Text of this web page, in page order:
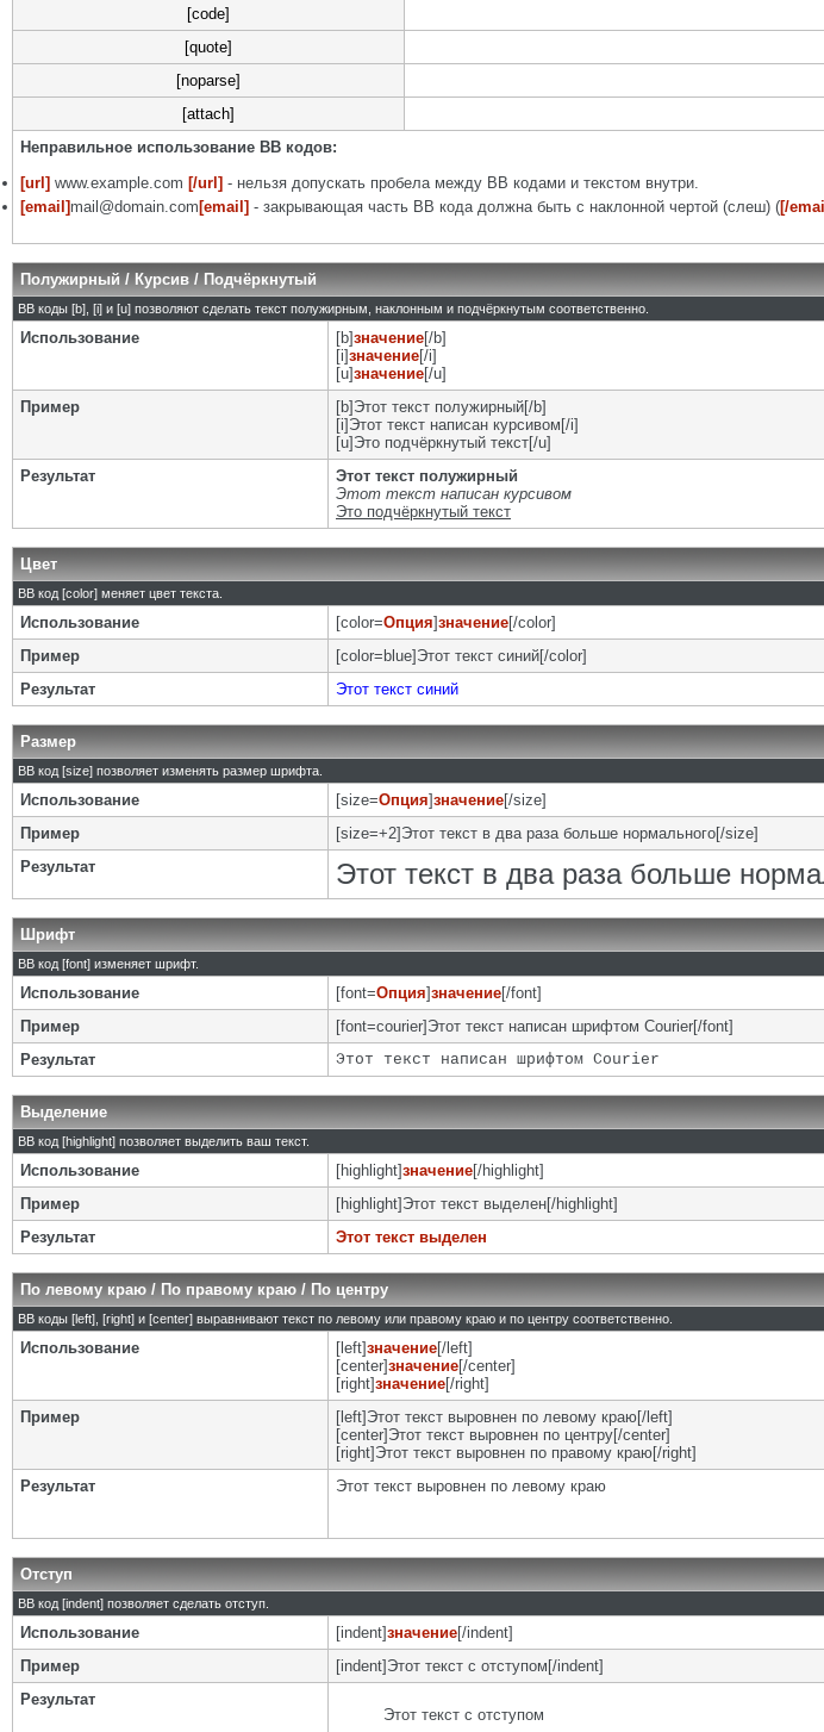
[code]
[quote]
[noparse]
[attach]
Неправильное использование BB кодов:
[url] www.example.com [/url] - нельзя допускать пробела между BB кодами и текстом внутри.
[email] mail@domain.com [email] - закрывающая часть BB кода должна быть с наклонной чертой (слеш) ([/
Полужирный / Курсив / Подчёркнутый
BB коды [b], [i] и [u] позволяют сделать текст полужирным, наклонным и подчёркнутым соответственно.
Использование [b]значение[/b]
[i]значение[/i]
[u]значение[/u]
Пример
[b]Этот текст полужирный[/b]
[i]Этот текст написан курсивом[/i]
[u]Это подчёркнутый текст[/u]
Результат
Этот текст полужирный
Этот текст написан курсивом
Это подчёркнутый текст
Цвет
BB код [color] меняет цвет текста.
Использование [color=Опция]значение[/color]
Пример
[color=blue]Этот текст синий[/color]
Результат
Этот текст синий
Размер
BB код [size] позволяет изменять размер шрифта.
Использование [size=Опция]значение[/size]
Пример
[size=+2]Этот текст в два раза больше нормального[/size]
Результат
Этот текст в два раза больше
Шрифт
BB код [font] изменяет шрифт.
Использование [font=Опция]значение[/font]
Пример
[font=courier]Этот текст написан шрифтом Courier[/font]
Результат
Этот текст написан шрифтом Courier
Выделение
BB код [highlight] позволяет выделить ваш текст.
Использование [highlight]значение[/highlight]
Пример
[highlight]Этот текст выделен[/highlight]
Результат
Этот текст выделен
По левому краю / По правому краю / По центру
BB коды [left], [right] и [center] выравнивают текст по левому или правому краю и по центру соответственно.
Использование [left]значение[/left]
[center]значение[/center]
[right]значение[/right]
Пример
[left]Этот текст выровнен по левому краю[/left]
[center]Этот текст выровнен по центру[/center]
[right]Этот текст выровнен по правому краю[/right]
Результат
Этот текст выровнен по левому краю
Отступ
BB код [indent] позволяет сделать отступ.
Использование [indent]значение[/indent]
Пример
[indent]Этот текст с отступом[/indent]
Результат
Этот текст с отступом